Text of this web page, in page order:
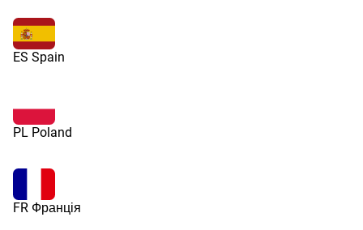
ES Spain
PL Poland
FR Франція